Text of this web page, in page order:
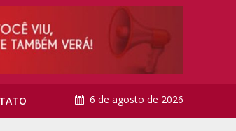
6 de agosto de 2026